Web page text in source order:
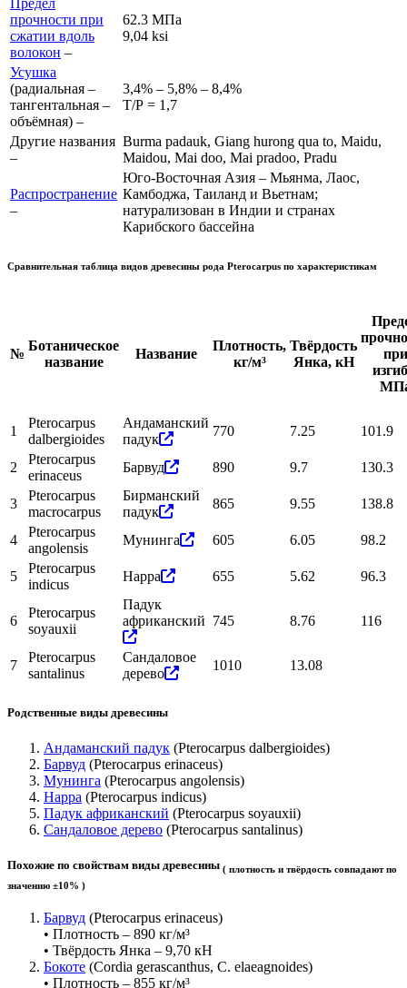
Предел
прочности при
сжатии вдоль
волокон –
62.3 МПа
9,04 ksi
Усушка
(радиальная –
тангентальная –
объёмная) –
3,4% – 5,8% – 8,4%
Т/Р = 1,7
Другие названия
–
Burma padauk, Giang hurong qua to, Maidu,
Maidou, Mai doo, Mai pradoo, Pradu
Распространение
–
Юго-Восточная Азия – Мьянма, Лаос,
Камбоджа, Таиланд и Вьетнам;
натурализован в Индии и странах
Карибского бассейна
Сравнительная таблица видов древесины рода Pterocarpus по характеристикам
№
Ботаническое
название
Название
Плотность,
кг/м³
Твёрдость
Янка, кН
при
1
Pterocarpus
dalbergioides
Андаманский
падук
770 7.25 101.9
2
Pterocarpus
erinaceus
Барвуд 890 9.7 130.3
3
Pterocarpus
macrocarpus
Бирманский
падук
865 9.55 138.8
4
Pterocarpus
angolensis
Мунинга 605 6.05 98.2
5
Pterocarpus
indicus
Нарра 655 5.62 96.3
6
Pterocarpus
soyauxii
Падук
африканский 745 8.76 116
7
Pterocarpus
santalinus
Сандаловое
дерево
1010 13.08
Родственные виды древесины
Андаманский падук (Pterocarpus dalbergioides)
Барвуд (Pterocarpus erinaceus)
Мунинга (Pterocarpus angolensis)
Нарра (Pterocarpus indicus)
Падук африканский (Pterocarpus soyauxii)
Сандаловое дерево (Pterocarpus santalinus)
Похожие по свойствам виды древесины ( плотность и твёрдость совпадают по
значению ±10% )
Барвуд (Pterocarpus erinaceus)
• Плотность – 890 кг/м³
• Твёрдость Янка – 9,70 кН
Бокоте (Cordia gerascanthus, C. elaeagnoides)
• Плотность – 855 кг/м³